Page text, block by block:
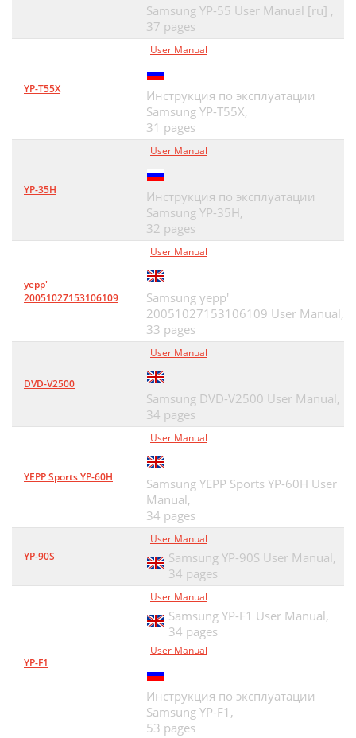
Samsung YP-55 User Manual [ru] ,
37 pages
YP-T55X
User Manual
Инструкция по эксплуатации
Samsung YP-T55X,
31 pages
YP-35H
User Manual
Инструкция по эксплуатации
Samsung YP-35H,
32 pages
yepp'
20051027153106109
User Manual
Samsung yepp'
20051027153106109 User Manual,
33 pages
DVD-V2500
User Manual
Samsung DVD-V2500 User Manual,
34 pages
YEPP Sports YP-60H
User Manual
Samsung YEPP Sports YP-60H User
Manual,
34 pages
YP-90S
User Manual
Samsung YP-90S User Manual,
34 pages
YP-F1
User Manual
Samsung YP-F1 User Manual,
34 pages
User Manual
Инструкция по эксплуатации
Samsung YP-F1,
53 pages